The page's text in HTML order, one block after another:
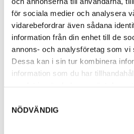
för sociala medier och analysera
vidarebefordrar även sådana
information från din enhet till de
annons- och analysföretag som vi
Dessa kan i sin tur kombinera
information som du har
NÖDVÄNDIG